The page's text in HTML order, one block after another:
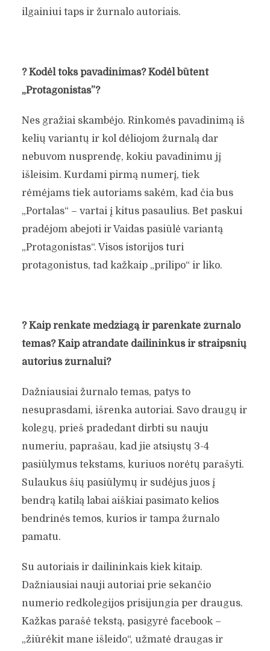
ilgainiui taps ir žurnalo autoriais.
?Kodėl toks pavadinimas? Kodėl būtent
„Protagonistas”?
Nes gražiai skambėjo. Rinkomės pavadinimą iš
kelių variantų ir kol dėliojom žurnalą dar
nebuvom nusprendę, kokiu pavadinimu jį
išleisim. Kurdami pirmą numerį, tiek
rėmėjams tiek autoriams sakėm, kad čia bus
„Portalas“ – vartai į kitus pasaulius. Bet paskui
pradėjom abejoti ir Vaidas pasiūlė variantą
„Protagonistas“. Visos istorijos turi
protagonistus, tad kažkaip „prilipo“ ir liko.
?Kaip renkate medžiagą ir parenkate žurnalo
temas? Kaip atrandate dailininkus ir straipsnių
autorius žurnalui?
Dažniausiai žurnalo temas, patys to
nesuprasdami, išrenka autoriai. Savo draugų ir
kolegų, prieš pradedant dirbti su nauju
numeriu, paprašau, kad jie atsiųstų 3-4
pasiūlymus tekstams, kuriuos norėtų parašyti.
Sulaukus šių pasiūlymų ir sudėjus juos į
bendrą katilą labai aiškiai pasimato kelios
bendrinės temos, kurios ir tampa žurnalo
pamatu.
Su autoriais ir dailininkais kiek kitaip.
Dažniausiai nauji autoriai prie sekančio
numerio redkolegijos prisijungia per draugus.
Kažkas parašė tekstą, pasigyrė facebook –
„žiūrėkit mane išleido“, užmatė draugas ir